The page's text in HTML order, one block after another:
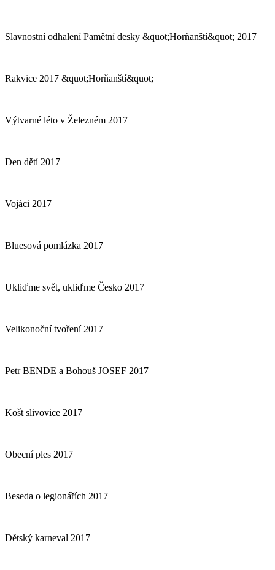
Slavnostní odhalení Pamětní desky &quot;Horňanští&quot; 2017
Rakvice 2017 &quot;Horňanští&quot;
Výtvarné léto v Železném 2017
Den dětí 2017
Vojáci 2017
Bluesová pomlázka 2017
Ukliďme svět, ukliďme Česko 2017
Velikonoční tvoření 2017
Petr BENDE a Bohouš JOSEF 2017
Košt slivovice 2017
Obecní ples 2017
Beseda o legionářích 2017
Dětský karneval 2017